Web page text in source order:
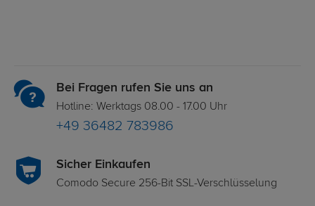
Bei Fragen rufen Sie uns an
Hotline: Werktags 08.00 - 17.00 Uhr
+49 36482 783986
Sicher Einkaufen
Comodo Secure 256-Bit SSL-Verschlüsselung